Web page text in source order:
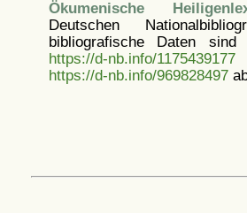
Ökumenische
Deutschen
bibliografische Daten
https://d-nb.info/1175439177
https://d-nb.info/969828497